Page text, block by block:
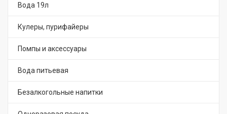
Вода 19л
Кулеры, пурифайеры
Помпы и аксессуары
Вода питьевая
Безалкогольные напитки